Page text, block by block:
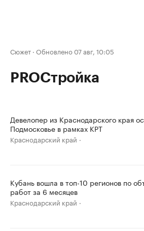
Сюжет · Обновлено 07 авг, 10:05
PROСтройка
Девелопер из Краснодарского края
Подмосковье в рамках КРТ
Краснодарский край
Кубань вошла в топ-10 регионов по
работ за 6 месяцев
Краснодарский край